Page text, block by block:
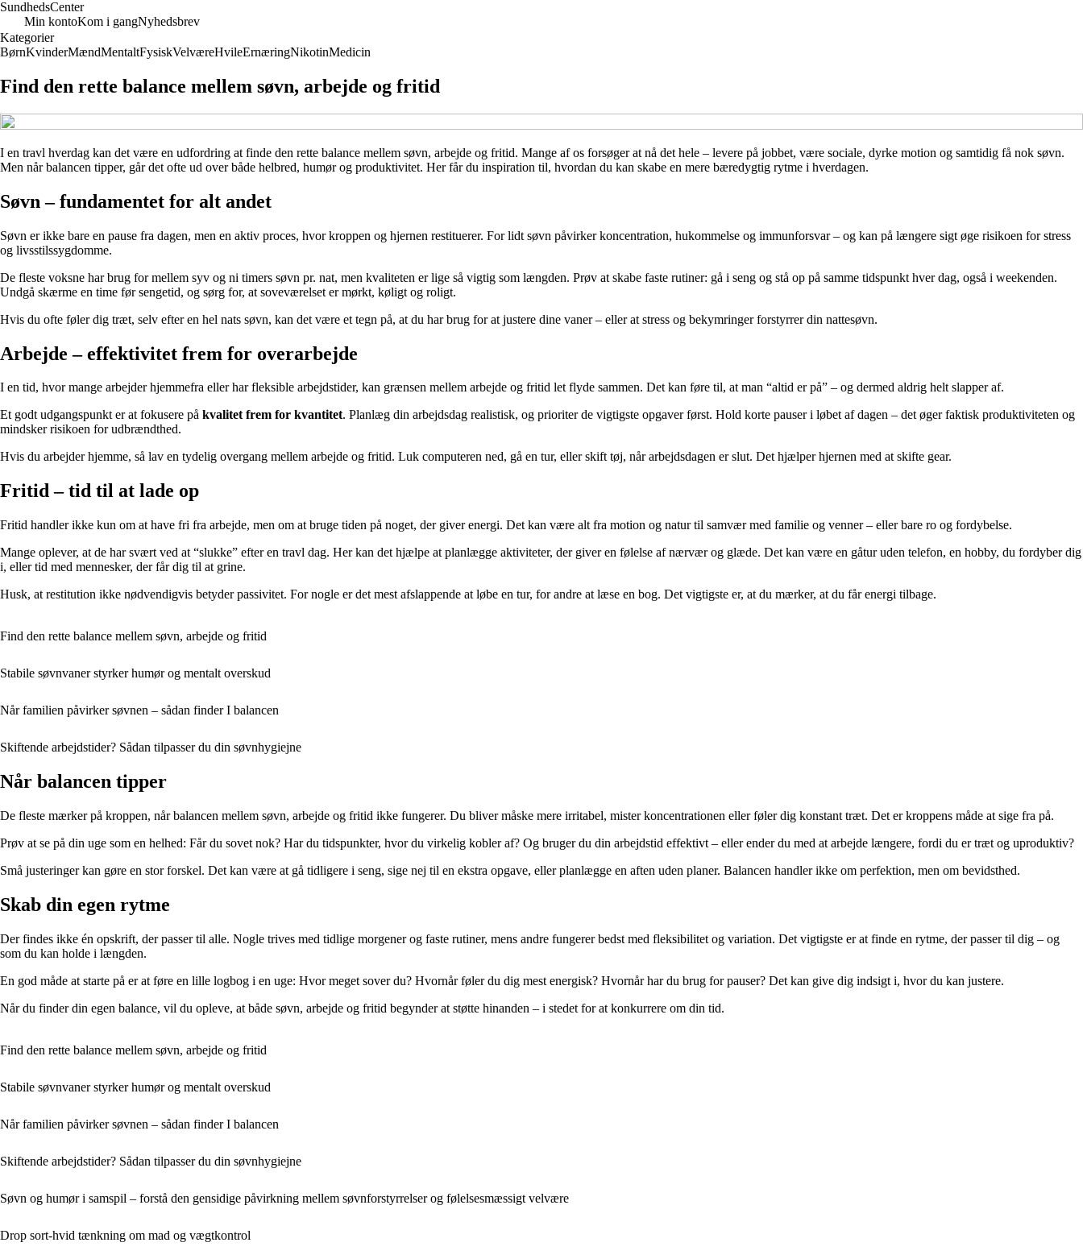
SundhedsCenter
Min kontoKom i gangNyhedsbrev
Kategorier
BørnKvinderMændMentaltFysiskVelværeHvileErnæringNikotinMedicin
Find den rette balance mellem søvn, arbejde og fritid
I en travl hverdag kan det være en udfordring at finde den rette balance mellem søvn, arbejde og fritid. Mange af os forsøger at nå det hele – levere på jobbet, være sociale, dyrke motion og samtidig få nok søvn.
Men når balancen tipper, går det ofte ud over både helbred, humør og produktivitet. Her får du inspiration til, hvordan du kan skabe en mere bæredygtig rytme i hverdagen.
Søvn – fundamentet for alt andet
Søvn er ikke bare en pause fra dagen, men en aktiv proces, hvor kroppen og hjernen restituerer. For lidt søvn påvirker koncentration, hukommelse og immunforsvar – og kan på længere sigt øge risikoen for stress
og livsstilssygdomme.
De fleste voksne har brug for mellem syv og ni timers søvn pr. nat, men kvaliteten er lige så vigtig som længden. Prøv at skabe faste rutiner: gå i seng og stå op på samme tidspunkt hver dag, også i weekenden.
Undgå skærme en time før sengetid, og sørg for, at soveværelset er mørkt, køligt og roligt.
Hvis du ofte føler dig træt, selv efter en hel nats søvn, kan det være et tegn på, at du har brug for at justere dine vaner – eller at stress og bekymringer forstyrrer din nattesøvn.
Arbejde – effektivitet frem for overarbejde
I en tid, hvor mange arbejder hjemmefra eller har fleksible arbejdstider, kan grænsen mellem arbejde og fritid let flyde sammen. Det kan føre til, at man “altid er på” – og dermed aldrig helt slapper af.
Et godt udgangspunkt er at fokusere på kvalitet frem for kvantitet. Planlæg din arbejdsdag realistisk, og prioriter de vigtigste opgaver først. Hold korte pauser i løbet af dagen – det øger faktisk produktiviteten og
mindsker risikoen for udbrændthed.
Hvis du arbejder hjemme, så lav en tydelig overgang mellem arbejde og fritid. Luk computeren ned, gå en tur, eller skift tøj, når arbejdsdagen er slut. Det hjælper hjernen med at skifte gear.
Fritid – tid til at lade op
Fritid handler ikke kun om at have fri fra arbejde, men om at bruge tiden på noget, der giver energi. Det kan være alt fra motion og natur til samvær med familie og venner – eller bare ro og fordybelse.
Mange oplever, at de har svært ved at “slukke” efter en travl dag. Her kan det hjælpe at planlægge aktiviteter, der giver en følelse af nærvær og glæde. Det kan være en gåtur uden telefon, en hobby, du fordyber dig
i, eller tid med mennesker, der får dig til at grine.
Husk, at restitution ikke nødvendigvis betyder passivitet. For nogle er det mest afslappende at løbe en tur, for andre at læse en bog. Det vigtigste er, at du mærker, at du får energi tilbage.
Find den rette balance mellem søvn, arbejde og fritid
Stabile søvnvaner styrker humør og mentalt overskud
Når familien påvirker søvnen – sådan finder I balancen
Skiftende arbejdstider? Sådan tilpasser du din søvnhygiejne
Når balancen tipper
De fleste mærker på kroppen, når balancen mellem søvn, arbejde og fritid ikke fungerer. Du bliver måske mere irritabel, mister koncentrationen eller føler dig konstant træt. Det er kroppens måde at sige fra på.
Prøv at se på din uge som en helhed: Får du sovet nok? Har du tidspunkter, hvor du virkelig kobler af? Og bruger du din arbejdstid effektivt – eller ender du med at arbejde længere, fordi du er træt og uproduktiv?
Små justeringer kan gøre en stor forskel. Det kan være at gå tidligere i seng, sige nej til en ekstra opgave, eller planlægge en aften uden planer. Balancen handler ikke om perfektion, men om bevidsthed.
Skab din egen rytme
Der findes ikke én opskrift, der passer til alle. Nogle trives med tidlige morgener og faste rutiner, mens andre fungerer bedst med fleksibilitet og variation. Det vigtigste er at finde en rytme, der passer til dig – og
som du kan holde i længden.
En god måde at starte på er at føre en lille logbog i en uge: Hvor meget sover du? Hvornår føler du dig mest energisk? Hvornår har du brug for pauser? Det kan give dig indsigt i, hvor du kan justere.
Når du finder din egen balance, vil du opleve, at både søvn, arbejde og fritid begynder at støtte hinanden – i stedet for at konkurrere om din tid.
Find den rette balance mellem søvn, arbejde og fritid
Stabile søvnvaner styrker humør og mentalt overskud
Når familien påvirker søvnen – sådan finder I balancen
Skiftende arbejdstider? Sådan tilpasser du din søvnhygiejne
Søvn og humør i samspil – forstå den gensidige påvirkning mellem søvnforstyrrelser og følelsesmæssigt velvære
Drop sort-hvid tænkning om mad og vægtkontrol